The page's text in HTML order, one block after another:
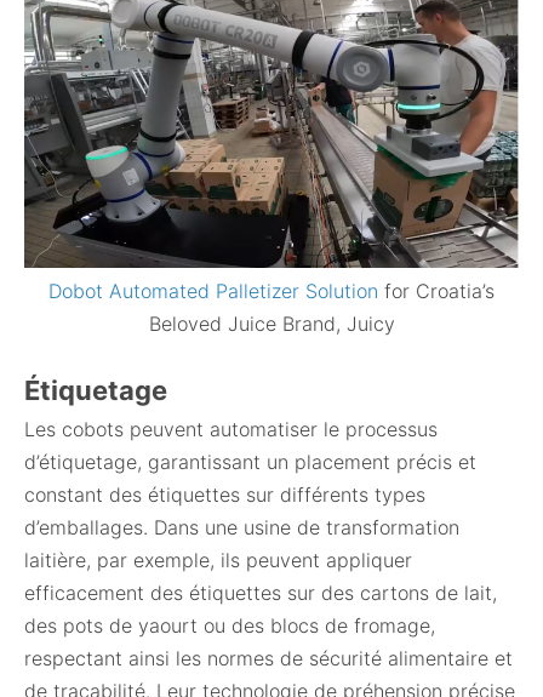
Dobot Automated Palletizer Solution for Croatia’s
Beloved Juice Brand, Juicy
Étiquetage
Les cobots peuvent automatiser le processus
d’étiquetage, garantissant un placement précis et
constant des étiquettes sur différents types
d’emballages. Dans une usine de transformation
laitière, par exemple, ils peuvent appliquer
efficacement des étiquettes sur des cartons de lait,
des pots de yaourt ou des blocs de fromage,
respectant ainsi les normes de sécurité alimentaire et
de traçabilité. Leur technologie de préhension précise